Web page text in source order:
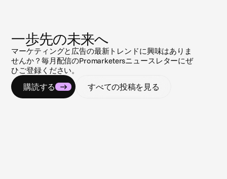
ュース
一歩先の未来へ
マーケティングと広告の最新トレンドに興味はありま
せんか？毎月配信のPromarketersニュースレターにぜ
ひご登録ください。
購読する すべての投稿を見る